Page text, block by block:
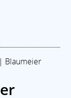
Blaumeier